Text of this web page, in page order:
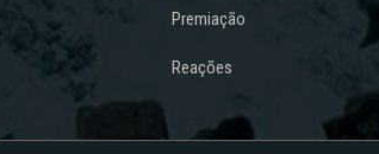
Premiação
Reações